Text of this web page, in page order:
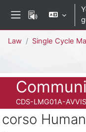
Law Single Cycle Master Degree (5
Course full name
Course ID number
CDS-LMG01A-
corso